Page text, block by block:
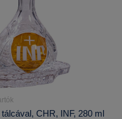
CHR, INF, 280 ml